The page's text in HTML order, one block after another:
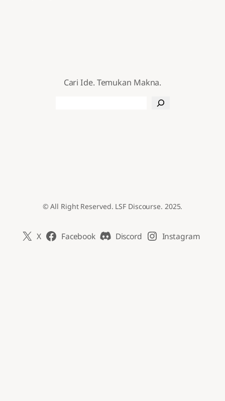
Cari Ide. Temukan Makna.
© All Right Reserved. LSF Discourse. 2025.
X Facebook Discord Instagram